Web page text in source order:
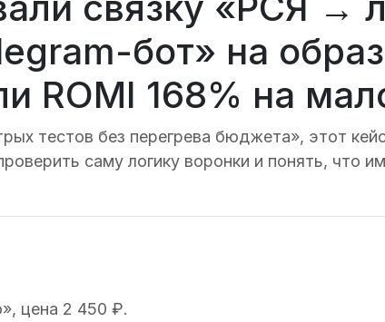
бот» на
ROMI 168% на
тестов без перегрева бюджета», этот
саму логику воронки и понять, что
цена 2 450 ₽.